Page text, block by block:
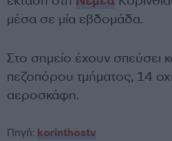
μέσα σε μία εβδομάδα.
Στο σημείο έχουν σπεύσει
πεζοπόρου τμήματος, 14
αεροσκάφη.
Πηγή: korinthostv